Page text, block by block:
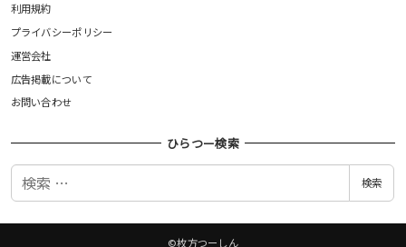
利用規約
プライバシーポリシー
運営会社
広告掲載について
お問い合わせ
ひらつー検索
検
検索
©枚方つーしん